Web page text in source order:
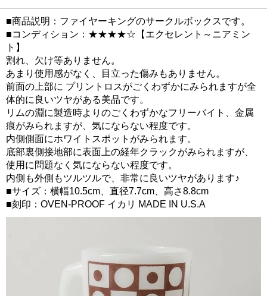
■商品説明：ファイヤーキングのサークルボックスです。
■コンディション：★★★★☆【エクセレント～ニアミン
ト】
割れ、欠け等ありません。
あまり使用感がなく、目立った傷みもありません。
前面の上部に プリントロスがごくわずかにみられますが全
体的に良いツヤがある美品です。
リムの淵に製造時よりのごくわずかなフリーバイト、金属
痕がみられますが、気にならない程度です。
内側側面にホワイトスポットがみられます。
底部裏側接地部に表面上の経年クラックがみられますが、
使用に問題なく気にならない程度です。
内側も外側もツルツルで、非常に良いツヤがあります♪
■サイズ：横幅10.5cm、直径7.7cm、高さ8.8cm
■刻印：OVEN-PROOF イカリ MADE IN U.S.A